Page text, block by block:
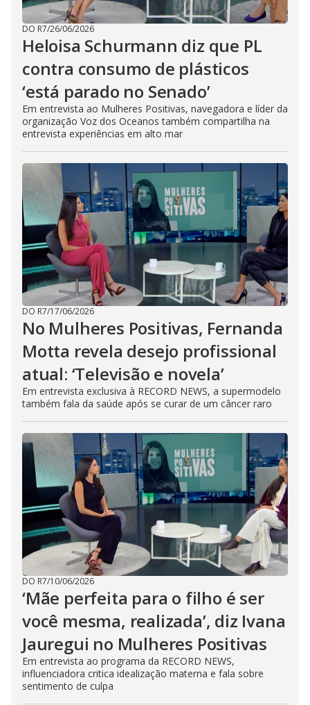
DO R7/26/06/2026
Heloisa Schurmann diz que PL
contra consumo de plásticos
‘está parado no Senado’
Em entrevista ao Mulheres Positivas, navegadora e líder da
organização Voz dos Oceanos também compartilha na
entrevista experiências em alto mar
DO R7/17/06/2026
No Mulheres Positivas, Fernanda
Motta revela desejo profissional
atual: ‘Televisão e novela’
Em entrevista exclusiva à RECORD NEWS, a supermodelo
também fala da saúde após se curar de um câncer raro
DO R7/10/06/2026
‘Mãe perfeita para o filho é ser
você mesma, realizada’, diz Ivana
Jauregui no Mulheres Positivas
Em entrevista ao programa da RECORD NEWS,
influenciadora critica idealização materna e fala sobre
sentimento de culpa